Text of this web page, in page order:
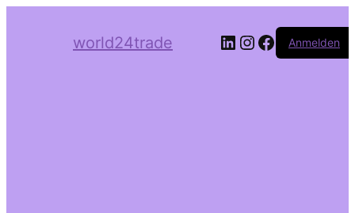
world24trade LinkedIn
Instagram
Facebook
Anmelden